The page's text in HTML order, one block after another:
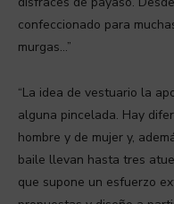
confeccionado para
murgas…”
“La idea de vestuario la
alguna pincelada. Hay
hombre y de mujer y,
baile llevan hasta tres
que supone un esfuerzo